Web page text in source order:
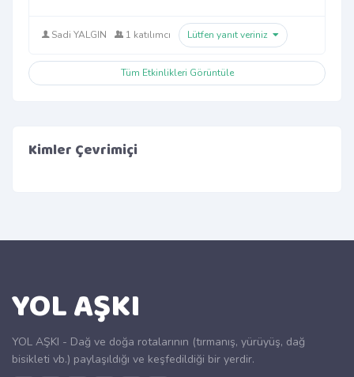
Sadi YALGIN 1 katılımcı Lütfen yanıt veriniz
Tüm Etkinlikleri Görüntüle
Kimler Çevrimiçi
YOL AŞKI
YOL AŞKI - Dağ ve doğa rotalarının (tırmanış, yürüyüş, dağ
bisikleti vb.) paylaşıldığı ve keşfedildiği bir yerdir.